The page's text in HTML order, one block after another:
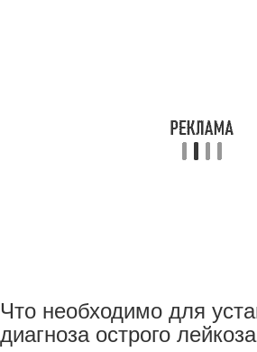
Что необходимо для
диагноза острого